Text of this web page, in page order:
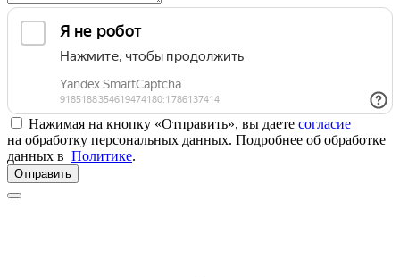
Нажимая на кнопку «Отправить», вы даете согласие
на обработку персональных данных. Подробнее об обработке
данных в Политике.
Отправить